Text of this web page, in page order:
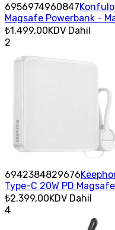
6956974960847
Magsafe Powerbank -
₺1.499,00KDV Dahil
2
6942384829676
Type-C 20W PD
₺2.399,00KDV Dahil
4